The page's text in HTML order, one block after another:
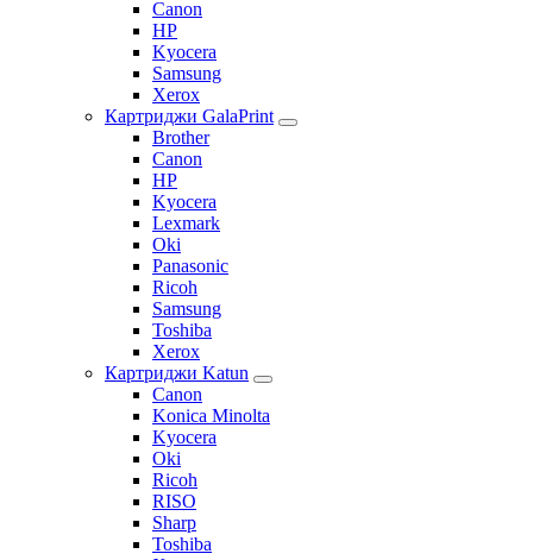
Canon
HP
Kyocera
Samsung
Xerox
Картриджи GalaPrint
Brother
Canon
HP
Kyocera
Lexmark
Oki
Panasonic
Ricoh
Samsung
Toshiba
Xerox
Картриджи Katun
Canon
Konica Minolta
Kyocera
Oki
Ricoh
RISO
Sharp
Toshiba